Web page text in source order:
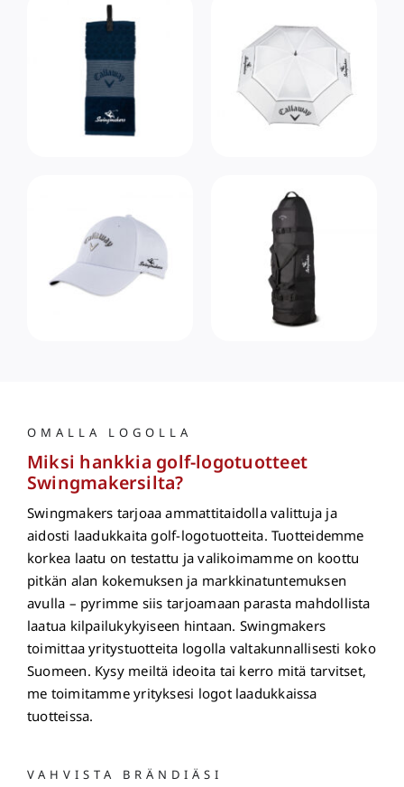
OMALLA LOGOLLA
Miksi hankkia golf-logotuotteet
Swingmakersilta?
Swingmakers tarjoaa ammattitaidolla valittuja ja
aidosti laadukkaita golf-logotuotteita. Tuotteidemme
korkea laatu on testattu ja valikoimamme on koottu
pitkän alan kokemuksen ja markkinatuntemuksen
avulla – pyrimme siis tarjoamaan parasta mahdollista
laatua kilpailukykyiseen hintaan. Swingmakers
toimittaa yritystuotteita logolla valtakunnallisesti koko
Suomeen. Kysy meiltä ideoita tai kerro mitä tarvitset,
me toimitamme yrityksesi logot laadukkaissa
tuotteissa.
VAHVISTA BRÄNDIÄSI